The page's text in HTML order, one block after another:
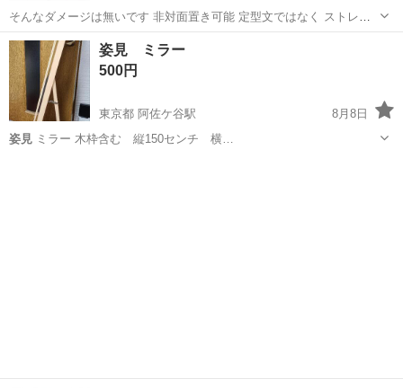
そんなダメージは無いです 非対面置き可能 定型文ではなく ストレー
トなご希望日時コメント下さい
埼玉 新座市 新座駅
姿見 ミラー
500円
東京都 阿佐ケ谷駅
8月8日
姿見ミラー 木枠含む 縦150センチ 横…